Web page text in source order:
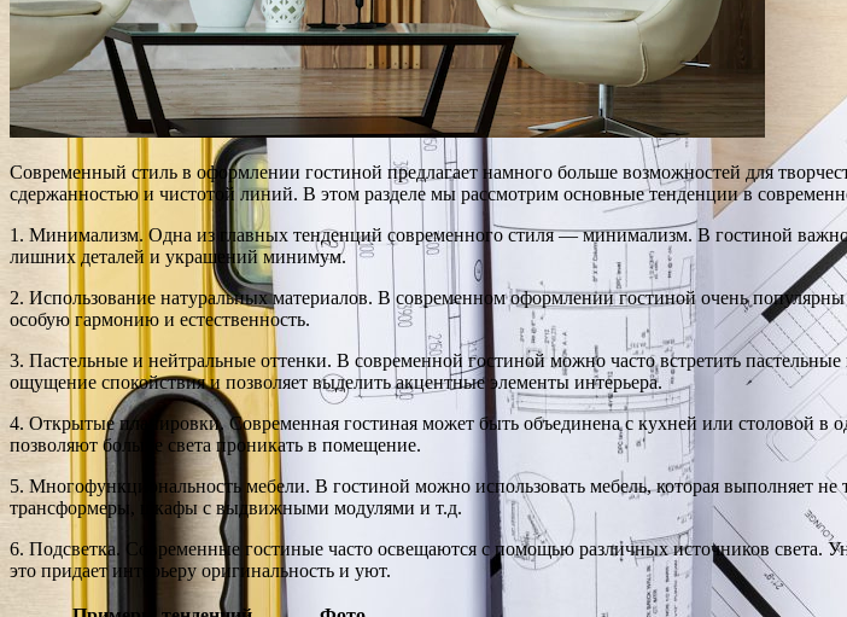
Современный стиль в оформлении гостиной предлагает намного больше возможностей для
сдержанностью и чистотой линий. В этом разделе мы рассмотрим основные тенденции в
1. Минимализм. Одна из главных тенденций современного стиля — минимализм. В гостиной важно
лишних деталей и украшений минимум.
2. Использование натуральных материалов. В современном оформлении гостиной очень
особую гармонию и естественность.
3. Пастельные и нейтральные оттенки. В современной гостиной можно часто встретить
ощущение спокойствия и позволяет выделить акцентные элементы интерьера.
4. Открытые планировки. Современная гостиная может быть объединена с кухней или столовой
позволяют больше света проникать в помещение.
5. Многофункциональность мебели. В гостиной можно использовать мебель, которая
трансформеры, шкафы с выдвижными модулями и т.д.
6. Подсветка. Современные гостиные часто освещаются с помощью различных источников света.
это придает интерьеру оригинальность и уют.